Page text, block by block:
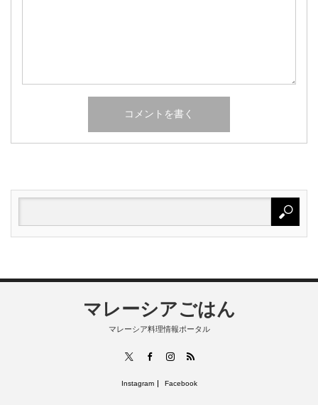
マレーシアごはん
マレーシア料理情報ポータル
FacebookInstagram
RSS
Instagram Facebook